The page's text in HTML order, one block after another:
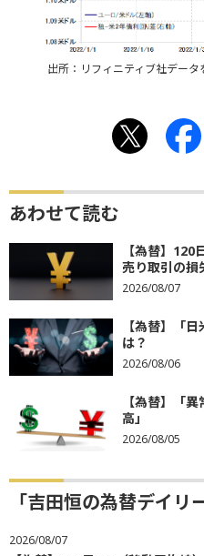
出所：リフィニティブ社デー
あわせて読む
【為替】
売り取引の損
2026/08/07
【為替】「
は？
2026/08/06
【為替】「
高」
2026/08/05
「吉田恒の為替デイ
2026/08/07